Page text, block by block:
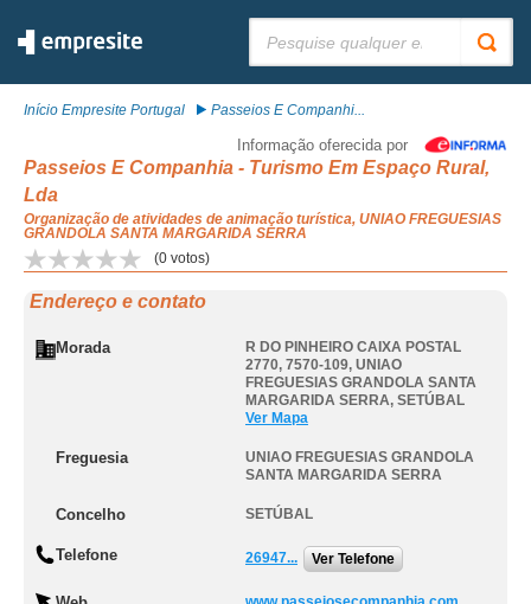
Início Empresite Portugal Passeios E Companhi...
Informação oferecida por
Passeios E Companhia - Turismo Em Espaço Rural,
Lda
Organização de atividades de animação turística, UNIAO FREGUESIAS
GRANDOLA SANTA MARGARIDA SERRA
(0 votos)
Endereço e contato
Morada
R DO PINHEIRO CAIXA POSTAL
2770, 7570-109, UNIAO
FREGUESIAS GRANDOLA SANTA
MARGARIDA SERRA, SETÚBAL
Ver Mapa
Freguesia
UNIAO FREGUESIAS GRANDOLA
SANTA MARGARIDA SERRA
Concelho SETÚBAL
Telefone 26947... Ver Telefone